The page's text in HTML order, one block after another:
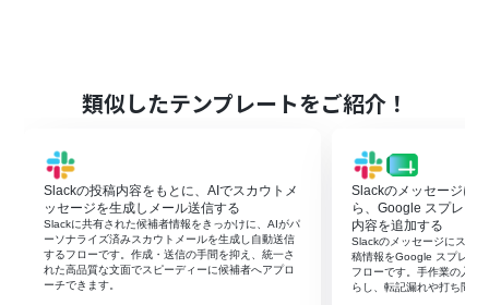
対応漏れといったヒューマンエラーのリスクを軽減しま
■フローボットの流れ
はじめに、Zoho CRMとSlackをYoomと連携します。
次に、トリガーでSlackを選択し、「メッセージがチャン
ネルに投稿されたら」アクションを設定し、見込み顧客情
報が投稿されるチャンネルを指定します。
類似したテンプレートをご紹介！
Slackの投稿内容をもとに、AIでスカウトメ
ッセージを生成しメール送信する
Slackに共有された候補者情報をきっかけに、AIがパ
ーソナライズ済みスカウトメールを生成し自動送信
するフローです。作成・送信の手間を抑え、統一さ
れた高品質な文面でスピーディーに候補者へアプロ
ーチできます。
Slackのメッセージに
ら、Google スプレッ
内容を追加する
Slackのメッセージにスタ
稿情報をGoogle スプレッ
フローです。手作業の入力
らし、転記漏れや打ち間違